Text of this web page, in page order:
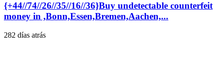
{+44//74//26//35//16//36}Buy undetectable counterfeit
money in ,Bonn,Essen,Bremen,Aachen,...
282 días atrás